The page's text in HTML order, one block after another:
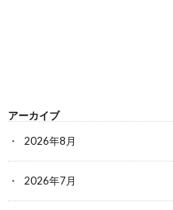
アーカイブ
2026年8月
2026年7月